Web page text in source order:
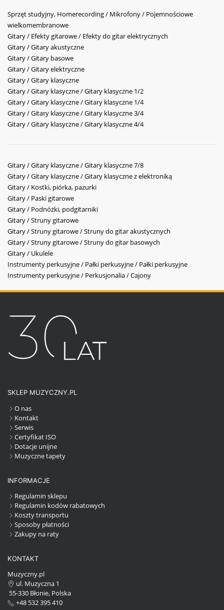
Sprzęt studyjny, Homerecording / Mikrofony / Pojemnościowe
wielkomembranowe
Gitary / Efekty gitarowe / Efekty do gitar elektrycznych
Gitary / Gitary akustyczne
Gitary / Gitary basowe
Gitary / Gitary elektryczne
Gitary / Gitary klasyczne
Gitary / Gitary klasyczne / Gitary klasyczne 1/2
Gitary / Gitary klasyczne / Gitary klasyczne 1/4
Gitary / Gitary klasyczne / Gitary klasyczne 3/4
Gitary / Gitary klasyczne / Gitary klasyczne 4/4
Gitary / Gitary klasyczne / Gitary klasyczne 7/8
Gitary / Gitary klasyczne / Gitary klasyczne z elektroniką
Gitary / Kostki, piórka, pazurki
Gitary / Paski gitarowe
Gitary / Podnóżki, podgitarniki
Gitary / Struny gitarowe
Gitary / Struny gitarowe / Struny do gitar akustycznych
Gitary / Struny gitarowe / Struny do gitar basowych
Gitary / Ukulele
Instrumenty perkusyjne / Pałki perkusyjne / Pałki perkusyjne
Instrumenty perkusyjne / Perkusjonalia / Cajony
SKLEP MUZYCZNY.PL
O nas
Kontakt
Serwis
Certyfikat ISO
Dotacje unijne
Muzyczne tapety
INFORMACJE
Regulamin sklepu
Regulamin kodów rabatowych
Koszty transportu
Sposoby płatności
Zakupy na raty
KONTAKT
Muzyczny.pl
ul. Muzyczna 1
55-330 Błonie, Polska
+48 532 395 410